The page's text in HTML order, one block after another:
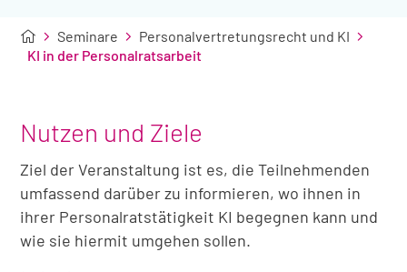
Seminare
Personalvertretungsrecht und KI
KI in der Personalratsarbeit
Nutzen und Ziele
Ziel der Veranstaltung ist es, die Teilnehmenden
umfassend darüber zu informieren, wo ihnen in
ihrer Personalratstätigkeit KI begegnen kann und
wie sie hiermit umgehen sollen.